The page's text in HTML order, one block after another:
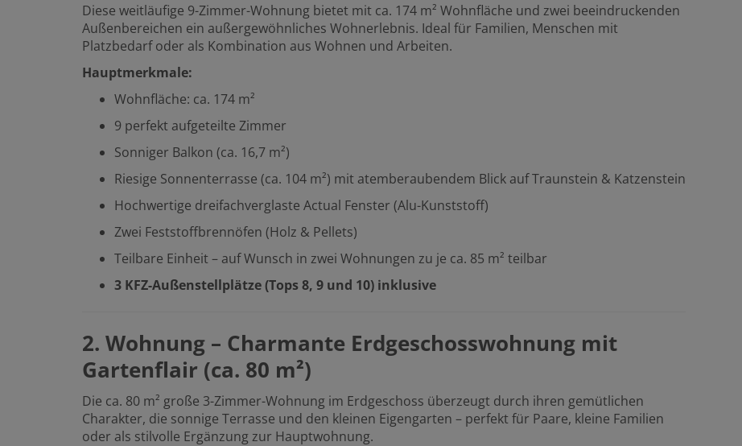
Diese weitläufige 9-Zimmer-Wohnung bietet mit ca. 174 m² Wohnfläche und zwei beeindruckenden
Außenbereichen ein außergewöhnliches Wohnerlebnis. Ideal für Familien, Menschen mit
Platzbedarf oder als Kombination aus Wohnen und Arbeiten.
Hauptmerkmale:
Wohnfläche: ca. 174 m²
9 perfekt aufgeteilte Zimmer
Sonniger Balkon (ca. 16,7 m²)
Riesige Sonnenterrasse (ca. 104 m²) mit atemberaubendem Blick auf Traunstein & Katzenstein
Hochwertige dreifachverglaste Actual Fenster (Alu-Kunststoff)
Zwei Feststoffbrennöfen (Holz & Pellets)
Teilbare Einheit – auf Wunsch in zwei Wohnungen zu je ca. 85 m² teilbar
3 KFZ-Außenstellplätze (Tops 8, 9 und 10) inklusive
2. Wohnung – Charmante Erdgeschosswohnung mit
Gartenflair (ca. 80 m²)
Die ca. 80 m² große 3-Zimmer-Wohnung im Erdgeschoss überzeugt durch ihren gemütlichen
Charakter, die sonnige Terrasse und den kleinen Eigengarten – perfekt für Paare, kleine Familien
oder als stilvolle Ergänzung zur Hauptwohnung.